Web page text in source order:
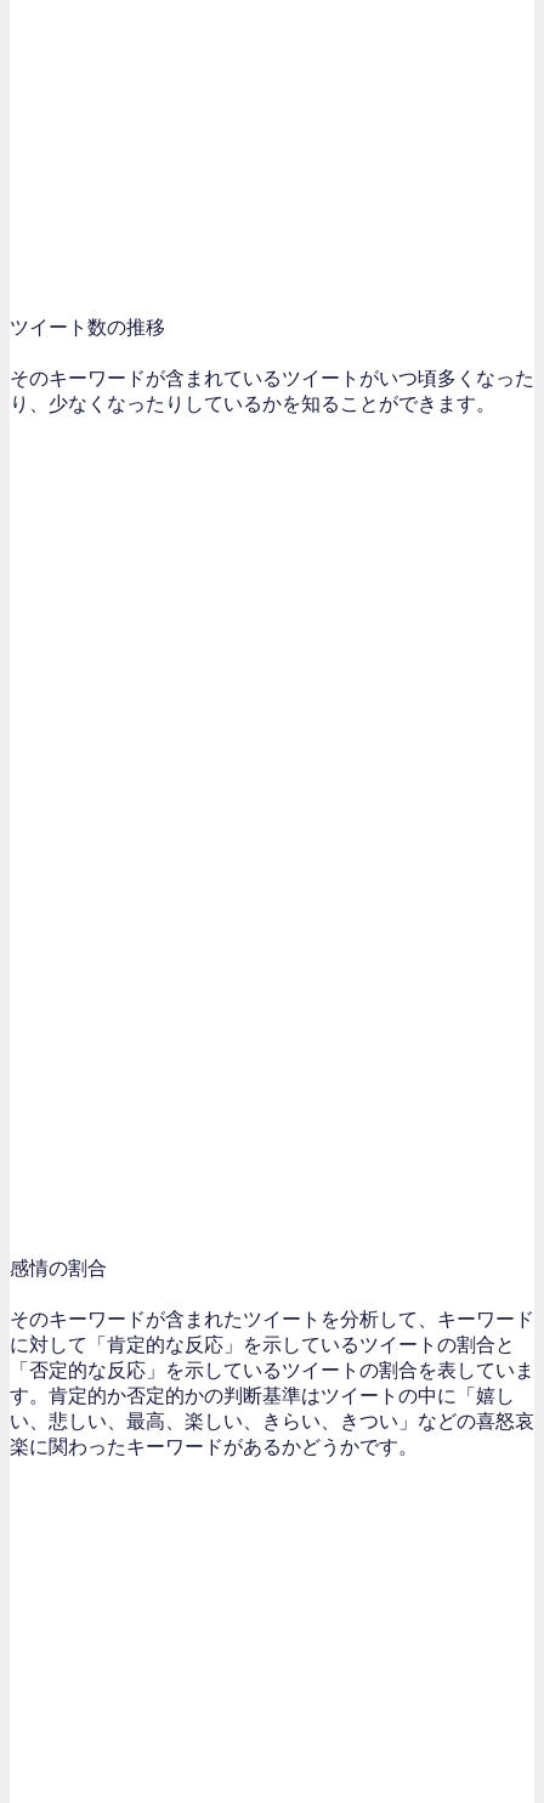
ツイート数の推移
そのキーワードが含まれているツイートがいつ頃多くなった
り、少なくなったりしているかを知ることができます。
感情の割合
そのキーワードが含まれたツイートを分析して、キーワード
に対して「肯定的な反応」を示しているツイートの割合と
「否定的な反応」を示しているツイートの割合を表していま
す。肯定的か否定的かの判断基準はツイートの中に「嬉し
い、悲しい、最高、楽しい、きらい、きつい」などの喜怒哀
楽に関わったキーワードがあるかどうかです。